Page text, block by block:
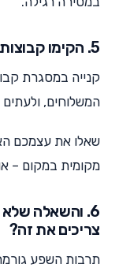
5. הקימו קבוצות קנייה
קנייה במסגרת
המשלוחים,
שאלו את עצמכם
מקומית במקום –
6. והשאלה
צריכים את זה?
תרבות השפע